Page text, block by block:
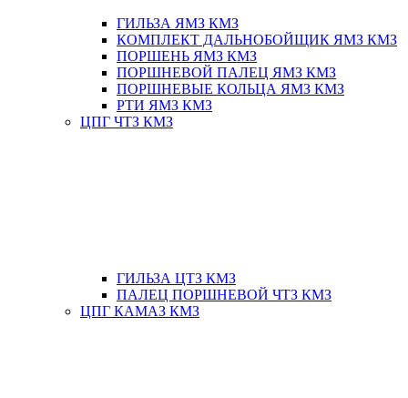
ГИЛЬЗА ЯМЗ КМЗ
КОМПЛЕКТ ДАЛЬНОБОЙЩИК ЯМЗ КМЗ
ПОРШЕНЬ ЯМЗ КМЗ
ПОРШНЕВОЙ ПАЛЕЦ ЯМЗ КМЗ
ПОРШНЕВЫЕ КОЛЬЦА ЯМЗ КМЗ
РТИ ЯМЗ КМЗ
ЦПГ ЧТЗ КМЗ
ГИЛЬЗА ЦТЗ КМЗ
ПАЛЕЦ ПОРШНЕВОЙ ЧТЗ КМЗ
ЦПГ КАМАЗ КМЗ